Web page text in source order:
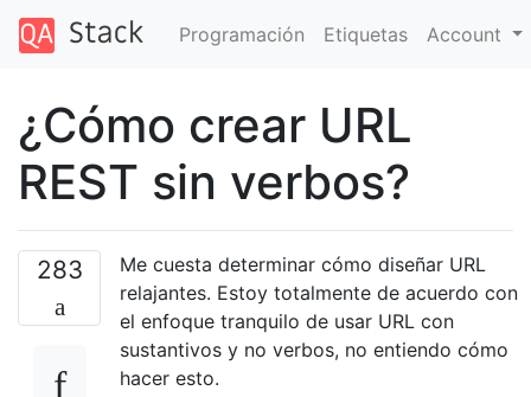
Programación Etiquetas Account
¿Cómo crear URL
REST sin verbos?
283
Me cuesta determinar cómo diseñar URL
relajantes. Estoy totalmente de acuerdo con
el enfoque tranquilo de usar URL con
sustantivos y no verbos, no entiendo cómo
hacer esto.